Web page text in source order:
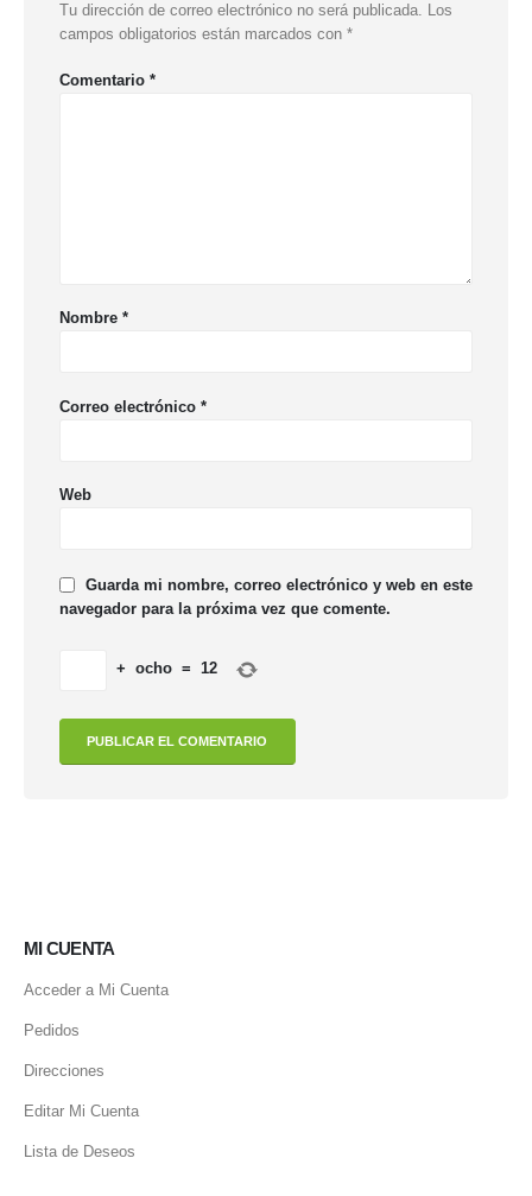
Tu dirección de correo electrónico no será publicada. Los
campos obligatorios están marcados con *
Comentario *
Nombre *
Correo electrónico *
Web
Guarda mi nombre, correo electrónico y web en este
navegador para la próxima vez que comente.
+ ocho = 12
MI CUENTA
Acceder a Mi Cuenta
Pedidos
Direcciones
Editar Mi Cuenta
Lista de Deseos